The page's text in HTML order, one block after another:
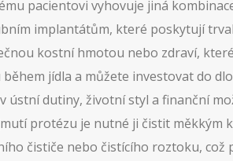
pacientovi vyhovuje jiná
implantátům, které poskytují
kostní hmotou nebo zdraví,
jídla a můžete investovat do
ústní dutiny, životní styl a finanční
protézu je nutné ji čistit měkkým
čističe nebo čistícího roztoku, což